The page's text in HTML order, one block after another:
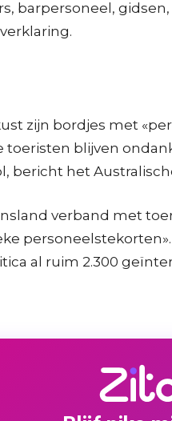
barpersoneel,
zijn bordjes met
blijven
bericht het
verband met
al ruim 2.300